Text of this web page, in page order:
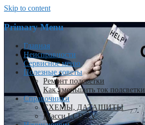
Skip to content
Primary Menu
Главная
Неисправности
Сервисное меню
Полезные советы
Ремонт подсветки
Как уменьшить ток подсветки
Справочники
СХЕМЫ, ДАТАШИТЫ
Шасси LCD TV